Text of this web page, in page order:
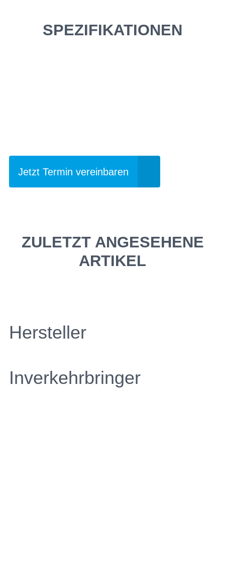
SPEZIFIKATIONEN
Jetzt Termin vereinbaren
ZULETZT ANGESEHENE
ARTIKEL
Hersteller
Inverkehrbringer